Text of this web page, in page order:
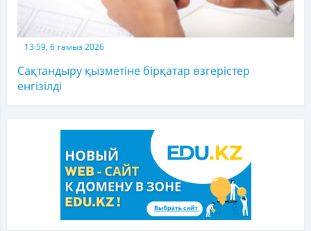
13:59, 6 тамыз 2026
Сақтандыру қызметіне бірқатар өзгерістер
енгізілді